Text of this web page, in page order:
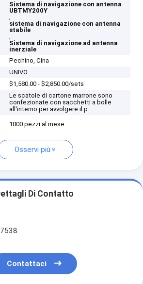
Sistema di navigazione con antenna
UBTMY200Y
,
sistema di navigazione con antenna
stabile
,
Sistema di navigazione ad antenna
inerziale
Pechino, Cina
UNIVO
$1,580.00 - $2,850.00/sets
Le scatole di cartone marrone sono
confezionate con sacchetti a bolle
all'interno per avvolgere il p
1000 pezzi al mese
Osservi più
Di Contatto
Contattaci